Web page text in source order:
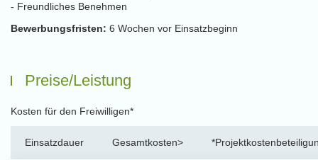
- Freundliches Benehmen
Bewerbungsfristen: 6 Wochen vor Einsatzbeginn
Preise/Leistung
Kosten für den Freiwilligen*
Einsatzdauer Gesamtkosten>